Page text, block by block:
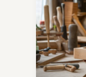
avec
des
créations
uniques
et